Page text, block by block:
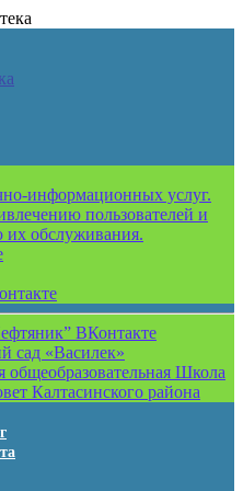
информационных услуг.
пользователей и
их обслуживания.
ВКонтакте
сад «Василек»
общеобразовательная Школа
Калтасинского района